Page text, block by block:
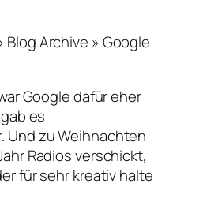
Blog Archive » Google
Google dafür eher
es
Und zu Weihnachten
Radios verschickt,
für sehr kreativ halte